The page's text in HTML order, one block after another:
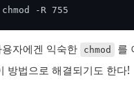
-R 755
자에겐 익숙한 chmod
를
방법으로 해결되기도 한다!